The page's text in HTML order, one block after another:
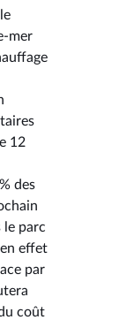
mer
12
des
le parc
effet
par
coût